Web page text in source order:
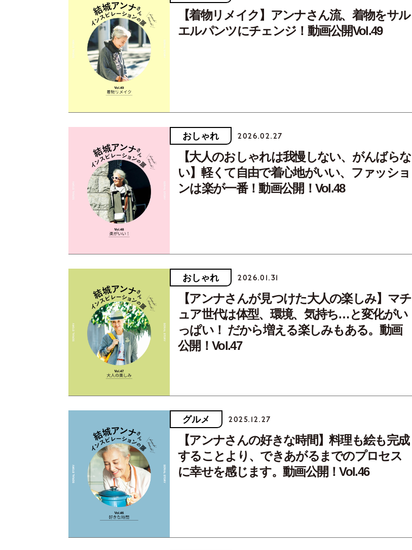
【着物リメイク】アンナさん流、着物をサル
エルパンツにチェンジ！動画公開Vol.49
おしゃれ 2026.02.27
【大人のおしゃれは我慢しない、がんばらな
い】軽くて自由で着心地がいい、ファッショ
ンは楽が一番！動画公開！Vol.48
おしゃれ 2026.01.31
【アンナさんが見つけた大人の楽しみ】マチ
ュア世代は体型、環境、気持ち…と変化がい
っぱい！ だから増える楽しみもある。動画
公開！Vol.47
グルメ 2025.12.27
【アンナさんの好きな時間】料理も絵も完成
することより、できあがるまでのプロセス
に幸せを感じます。動画公開！Vol.46